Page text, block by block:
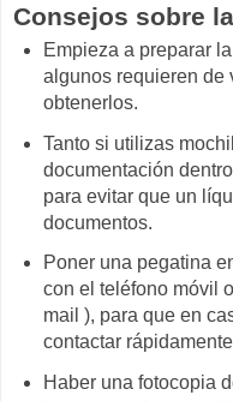
Consejos sobre
Empieza a preparar
algunos requieren de
obtenerlos.
Tanto si utilizas
documentación
para evitar que un
documentos.
Poner una pegatina
con el teléfono móvil
mail ), para que en
contactar
Haber una fotocopia